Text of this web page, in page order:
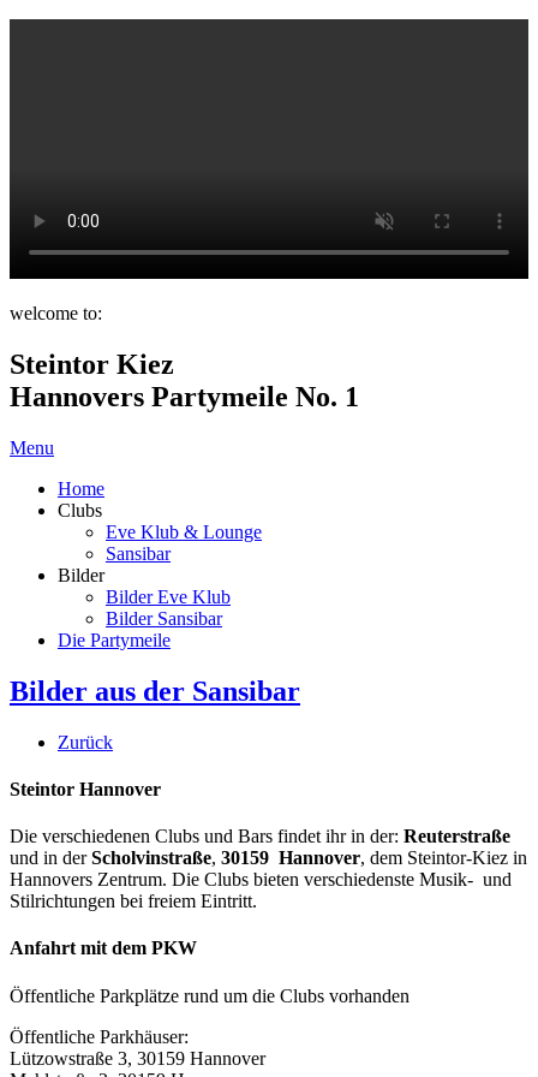
welcome to:
Steintor Kiez
Hannovers Partymeile No. 1
Menu
Home
Clubs
Eve Klub & Lounge
Sansibar
Bilder
Bilder Eve Klub
Bilder Sansibar
Die Partymeile
Bilder aus der Sansibar
Zurück
Steintor Hannover
Die verschiedenen Clubs und Bars findet ihr in der: Reuterstraße
und in derScholvinstraße, 30159 Hannover, dem Steintor-Kiez in
Hannovers Zentrum. Die Clubs bieten verschiedenste Musik- und
Stilrichtungen bei freiem Eintritt.
Anfahrt mit dem PKW
Öffentliche Parkplätze rund um die Clubs vorhanden
Öffentliche Parkhäuser:
Lützowstraße 3, 30159 Hannover